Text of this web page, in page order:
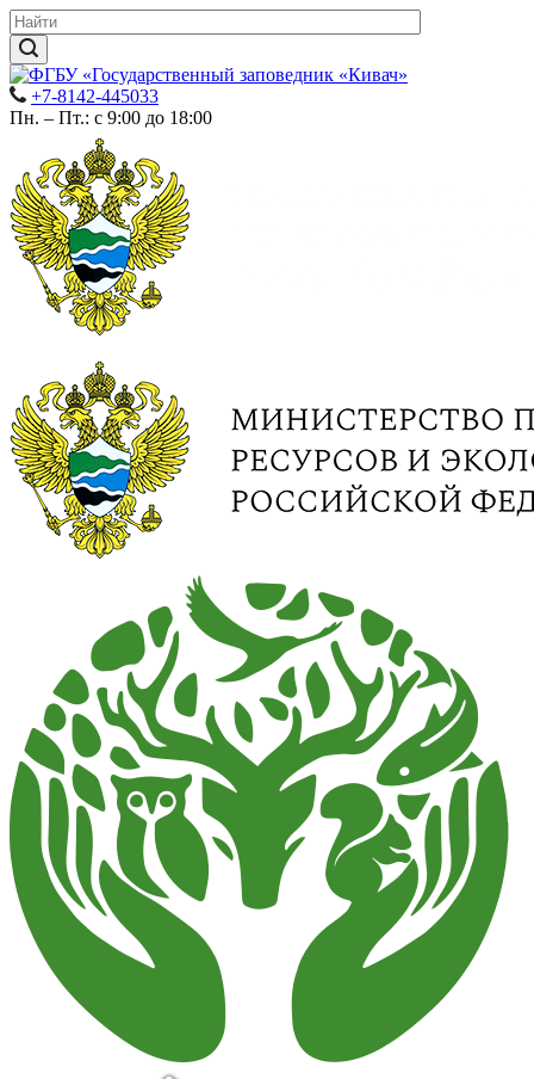
+7-8142-445033
Пн. – Пт.: с 9:00 до 18:00